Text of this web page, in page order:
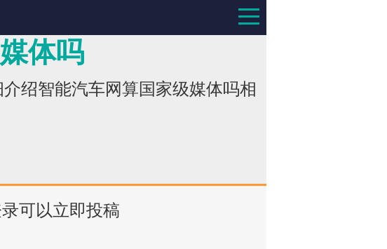
体吗
绍智能汽车网算国家级媒体吗相
可以立即投稿